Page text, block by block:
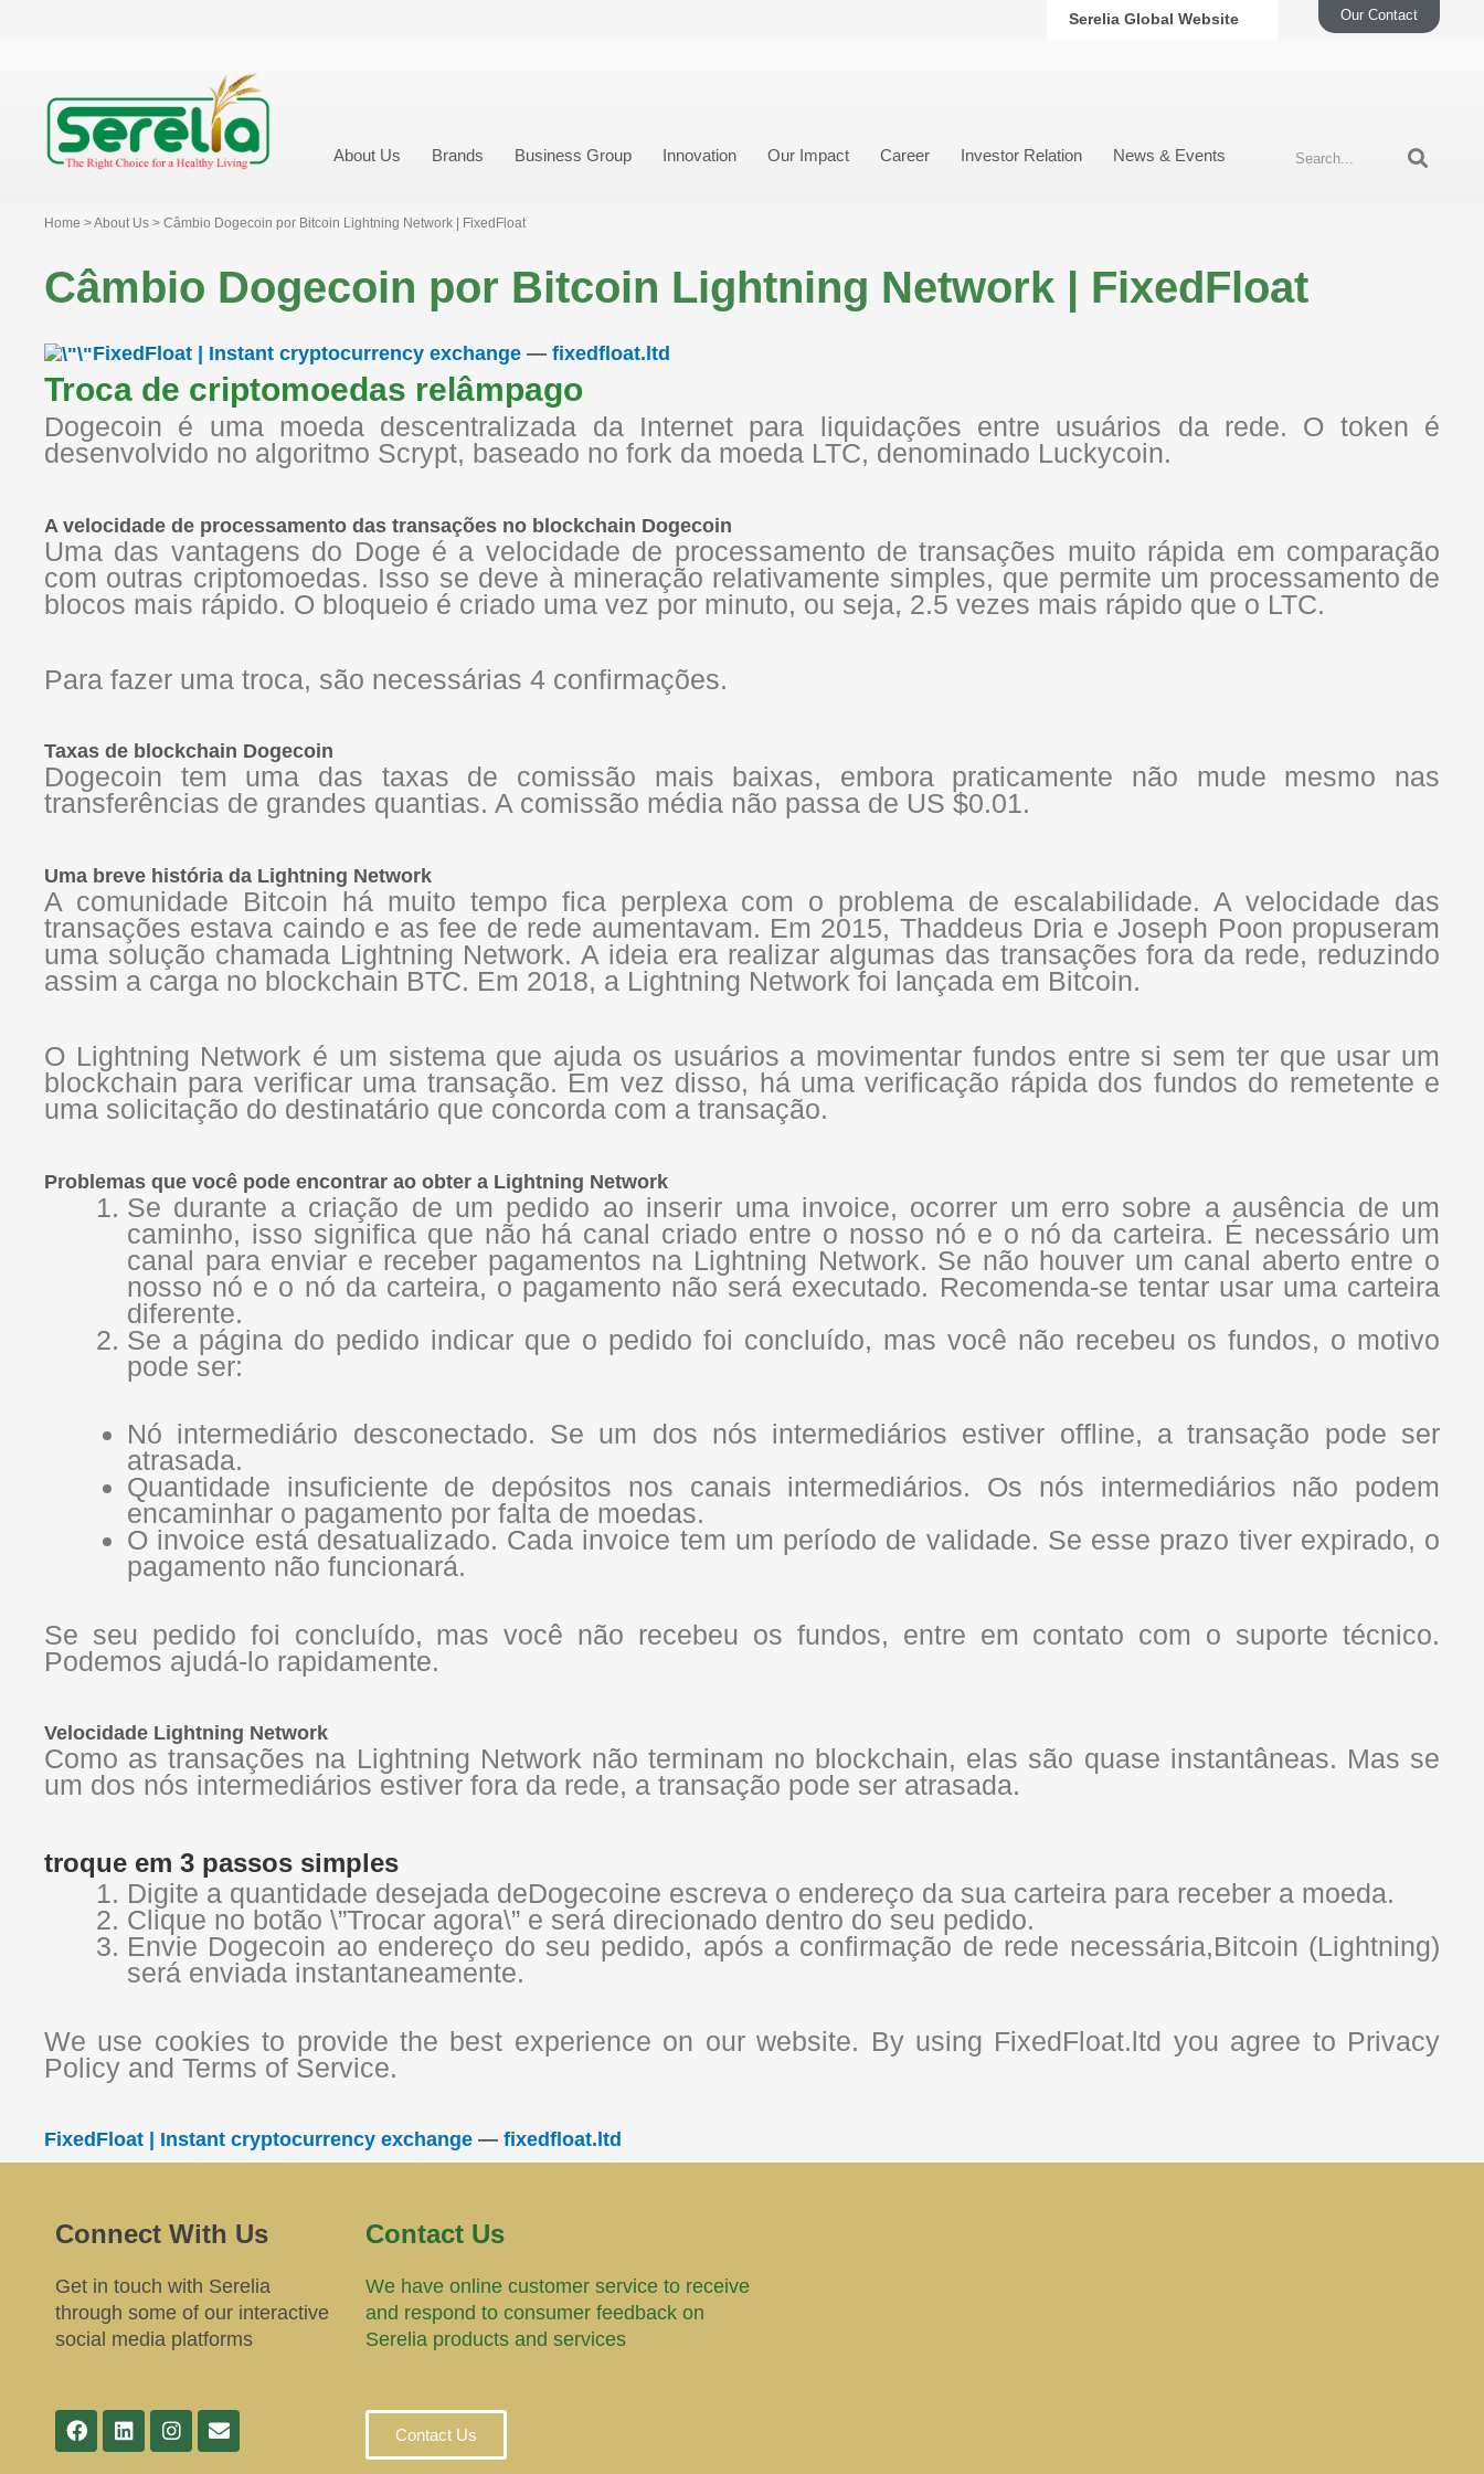
Serelia Global Website Our Contact
About Us Brands Business Group Innovation Our Impact Career Investor Relation News & Events
Home > About Us > Câmbio Dogecoin por Bitcoin Lightning Network | FixedFloat
Câmbio Dogecoin por Bitcoin Lightning Network | FixedFloat
FixedFloat | Instant cryptocurrency exchange — fixedfloat.ltd
Troca de criptomoedas relâmpago
Dogecoin é uma moeda descentralizada da Internet para liquidações entre usuários da rede. O token é
desenvolvido no algoritmo Scrypt, baseado no fork da moeda LTC, denominado Luckycoin.
A velocidade de processamento das transações no blockchain Dogecoin
Uma das vantagens do Doge é a velocidade de processamento de transações muito rápida em comparação
com outras criptomoedas. Isso se deve à mineração relativamente simples, que permite um processamento de
blocos mais rápido. O bloqueio é criado uma vez por minuto, ou seja, 2.5 vezes mais rápido que o LTC.
Para fazer uma troca, são necessárias 4 confirmações.
Taxas de blockchain Dogecoin
Dogecoin tem uma das taxas de comissão mais baixas, embora praticamente não mude mesmo nas
transferências de grandes quantias. A comissão média não passa de US $0.01.
Uma breve história da Lightning Network
A comunidade Bitcoin há muito tempo fica perplexa com o problema de escalabilidade. A velocidade das
transações estava caindo e as fee de rede aumentavam. Em 2015, Thaddeus Dria e Joseph Poon propuseram
uma solução chamada Lightning Network. A ideia era realizar algumas das transações fora da rede, reduzindo
assim a carga no blockchain BTC. Em 2018, a Lightning Network foi lançada em Bitcoin.
O Lightning Network é um sistema que ajuda os usuários a movimentar fundos entre si sem ter que usar um
blockchain para verificar uma transação. Em vez disso, há uma verificação rápida dos fundos do remetente e
uma solicitação do destinatário que concorda com a transação.
Problemas que você pode encontrar ao obter a Lightning Network
Se durante a criação de um pedido ao inserir uma invoice, ocorrer um erro sobre a ausência de um
caminho, isso significa que não há canal criado entre o nosso nó e o nó da carteira. É necessário um
canal para enviar e receber pagamentos na Lightning Network. Se não houver um canal aberto entre o
nosso nó e o nó da carteira, o pagamento não será executado. Recomenda-se tentar usar uma carteira
diferente.
Se a página do pedido indicar que o pedido foi concluído, mas você não recebeu os fundos, o motivo
pode ser:
Nó intermediário desconectado. Se um dos nós intermediários estiver offline, a transação pode ser
atrasada.
Quantidade insuficiente de depósitos nos canais intermediários. Os nós intermediários não podem
encaminhar o pagamento por falta de moedas.
O invoice está desatualizado. Cada invoice tem um período de validade. Se esse prazo tiver expirado, o
pagamento não funcionará.
Se seu pedido foi concluído, mas você não recebeu os fundos, entre em contato com o suporte técnico.
Podemos ajudá-lo rapidamente.
Velocidade Lightning Network
Como as transações na Lightning Network não terminam no blockchain, elas são quase instantâneas. Mas se
um dos nós intermediários estiver fora da rede, a transação pode ser atrasada.
troque em 3 passos simples
Digite a quantidade desejada deDogecoine escreva o endereço da sua carteira para receber a moeda.
Clique no botão \”Trocar agora\” e será direcionado dentro do seu pedido.
Envie Dogecoin ao endereço do seu pedido, após a confirmação de rede necessária,Bitcoin (Lightning)
será enviada instantaneamente.
We use cookies to provide the best experience on our website. By using FixedFloat.ltd you agree to Privacy
Policy and Terms of Service.
FixedFloat | Instant cryptocurrency exchange — fixedfloat.ltd
Connect With Us
Get in touch with Serelia
through some of our interactive
social media platforms
Contact Us
We have online customer service to receive
and respond to consumer feedback on
Serelia products and services
Contact Us